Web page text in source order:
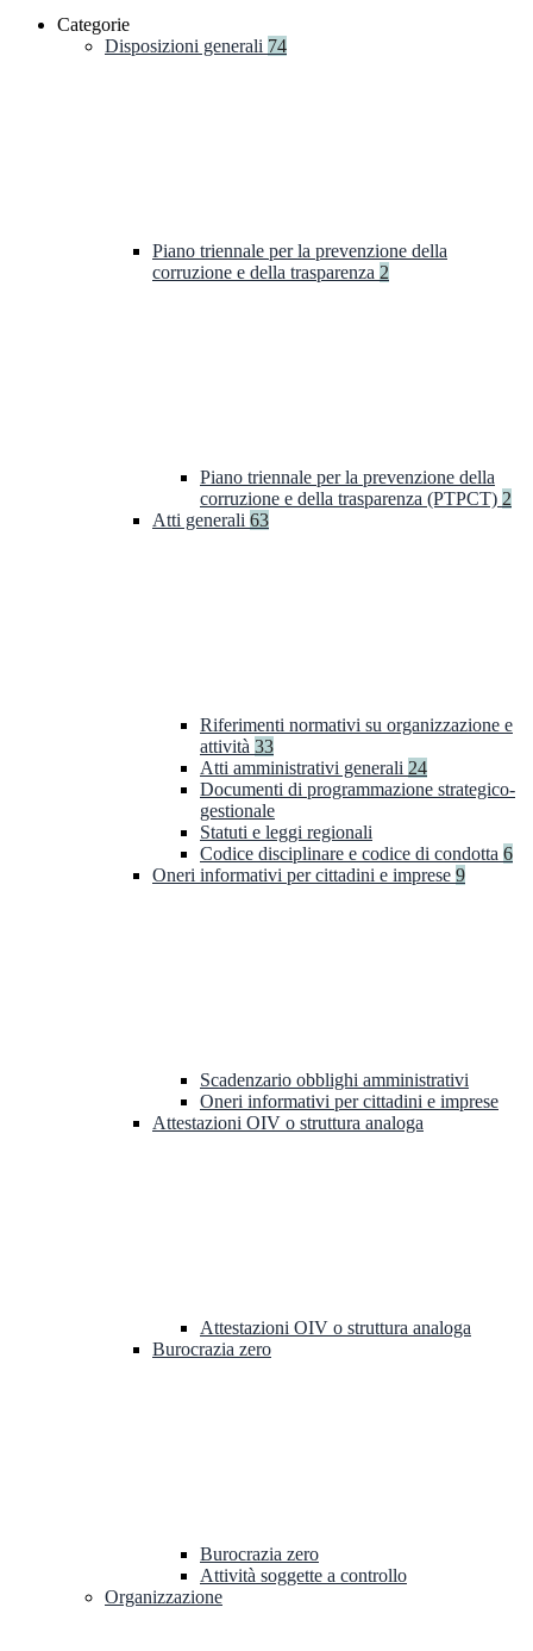
Categorie
Disposizioni generali 74
Piano triennale per la prevenzione della
corruzione e della trasparenza 2
Piano triennale per la prevenzione della
corruzione e della trasparenza (PTPCT) 2
Atti generali 63
Riferimenti normativi su organizzazione e
attività 33
Atti amministrativi generali 24
Documenti di programmazione strategico-
gestionale
Statuti e leggi regionali
Codice disciplinare e codice di condotta 6
Oneri informativi per cittadini e imprese 9
Scadenzario obblighi amministrativi
Oneri informativi per cittadini e imprese
Attestazioni OIV o struttura analoga
Attestazioni OIV o struttura analoga
Burocrazia zero
Burocrazia zero
Attività soggette a controllo
Organizzazione